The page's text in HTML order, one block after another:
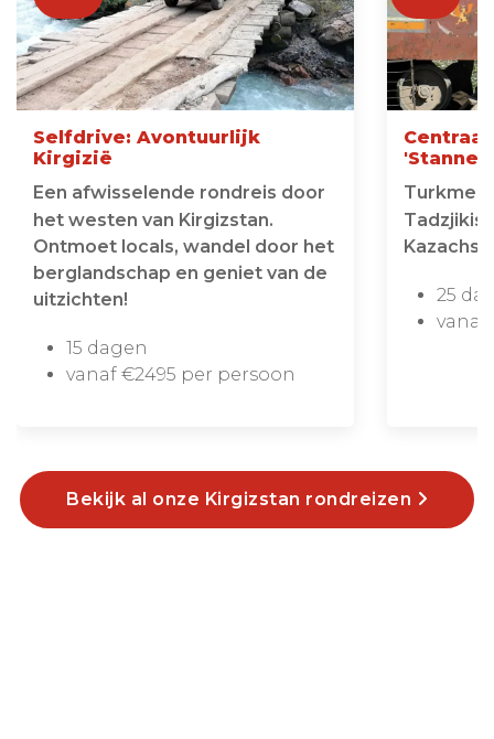
Selfdrive: Avontuurlijk
Kirgizië
Een afwisselende rondreis door
het westen van Kirgizstan.
Ontmoet locals, wandel door het
berglandschap en geniet van de
uitzichten!
15 dagen
vanaf €2495 per persoon
25
vanaf
Bekijk al onze Kirgizstan rondreizen